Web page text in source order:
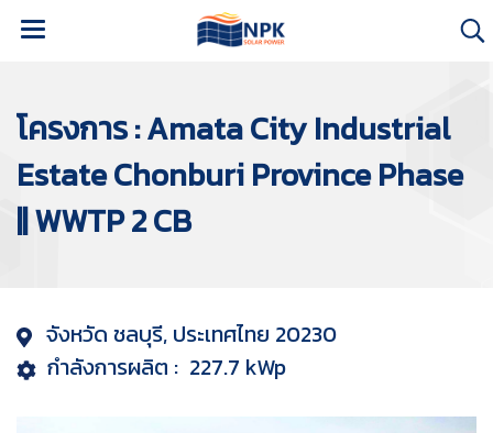
โครงการ : Amata City Industrial
Estate Chonburi Province Phase
|| WWTP 2 CB
จังหวัด ชลบุรี, ประเทศไทย 20230
กำลังการผลิต : 227.7 kWp